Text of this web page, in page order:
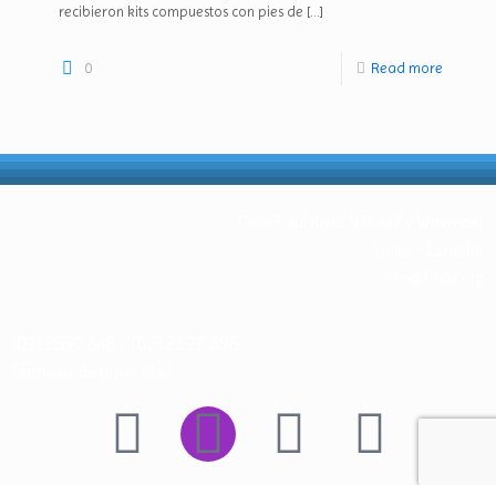
recibieron kits compuestos con pies de […]
0 Read more